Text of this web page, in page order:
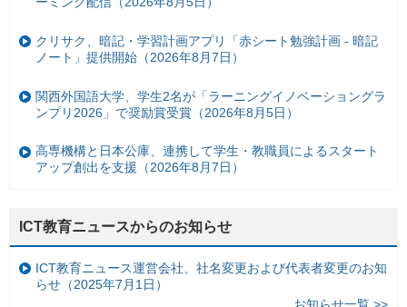
クリサク、暗記・学習計画アプリ「赤シート勉強計画 - 暗記
ノート」提供開始（2026年8月7日）
関西外国語大学、学生2名が「ラーニングイノベーショングラ
ンプリ2026」で奨励賞受賞（2026年8月5日）
高専機構と日本公庫、連携して学生・教職員によるスタート
アップ創出を支援（2026年8月7日）
ICT教育ニュースからのお知らせ
ICT教育ニュース運営会社、社名変更および代表者変更のお知
らせ（2025年7月1日）